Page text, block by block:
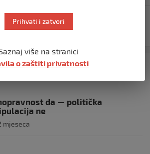
čuvar šuma SPD Unsko-sanskih
Najnovije
da — politička
ne
mjeseca
Prihvati i zatvori
više na stranici
o zaštiti privatnosti